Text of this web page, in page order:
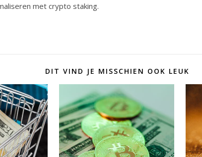
met crypto staking.
DIT VIND JE MISSCHIEN OOK LEUK